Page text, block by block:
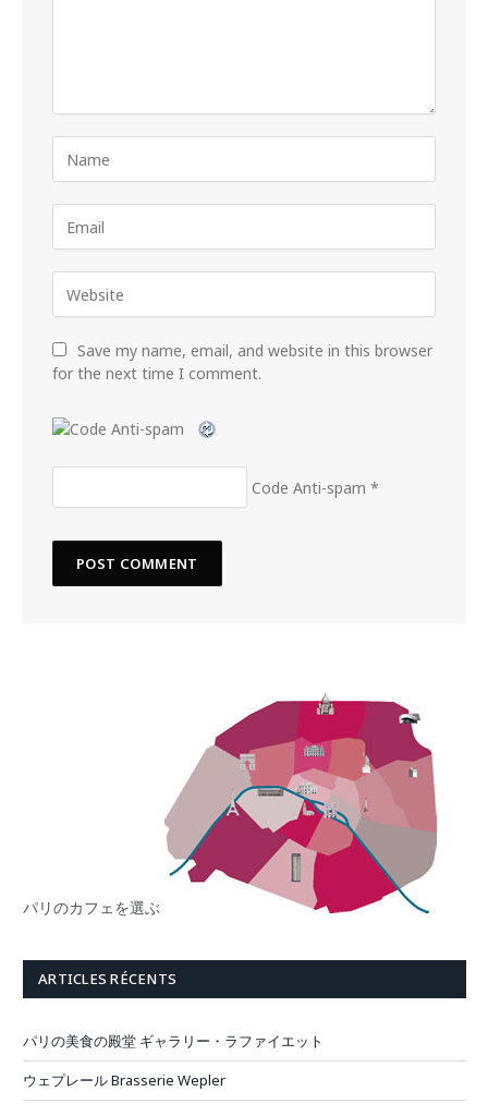
Save my name, email, and website in this browser
for the next time I comment.
Code Anti-spam *
パリのカフェを選ぶ
ARTICLES RÉCENTS
パリの美食の殿堂 ギャラリー・ラファイエット
ウェプレール Brasserie Wepler